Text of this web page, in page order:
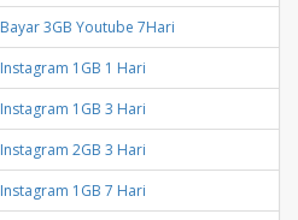
Bayar 3GB Youtube 7Hari
Instagram 1GB 1 Hari
Instagram 1GB 3 Hari
Instagram 2GB 3 Hari
Instagram 1GB 7 Hari